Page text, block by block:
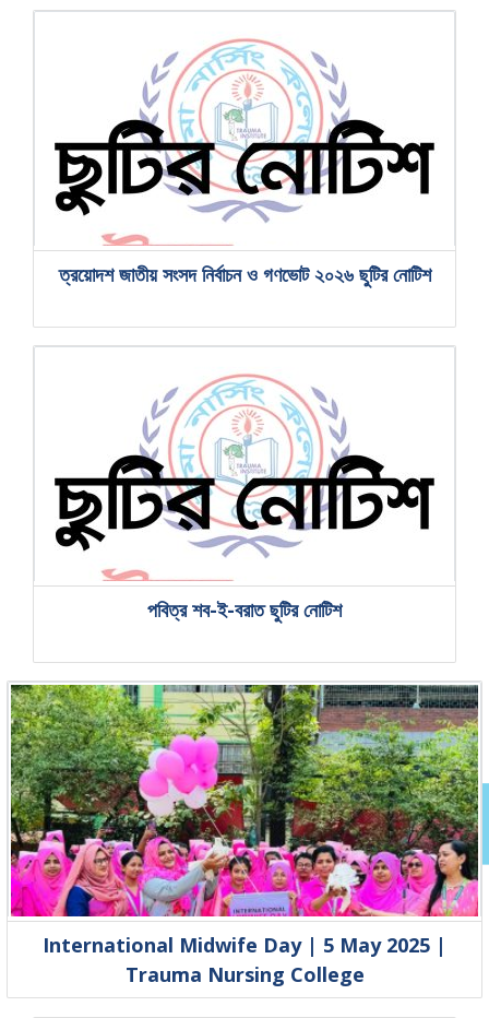
ত্রয়োদশ জাতীয় সংসদ নির্বাচন ও গণভোট ২০২৬ ছুটির নোটিশ
পবিত্র শব-ই-বরাত ছুটির নোটিশ
International Midwife Day | 5 May 2025 |
Trauma Nursing College